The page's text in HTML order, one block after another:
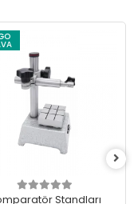
Standları